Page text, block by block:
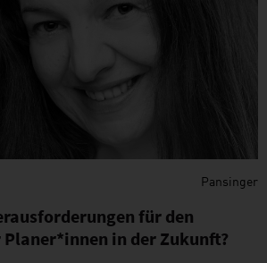
Pansinger
für den
in der Zukunft?